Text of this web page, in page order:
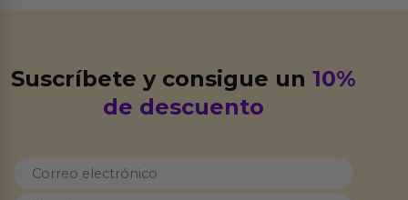
Suscríbete y consigue un10%
de descuento